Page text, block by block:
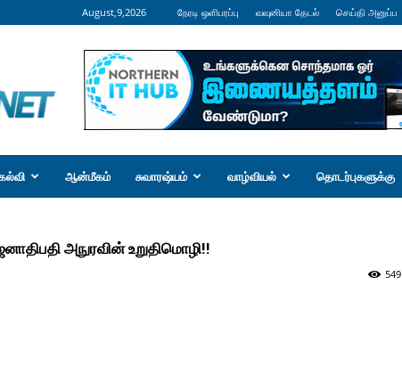
August,9,2026 நேரடி ஒளிபரப்பு வவுனியா தேடல் செய்தி அனுப்ப
ஆன்மீகம் சுவாரஷ்யம் வாழ்வியல் தொடர்புகளுக்கு
அநுரவின் உறுதிமொழி!!
549